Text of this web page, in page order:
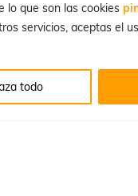
lo que son las cookies
servicios, aceptas el
todo
Condiciones de Venta y Uso
© 2026 Cuchillalia.com